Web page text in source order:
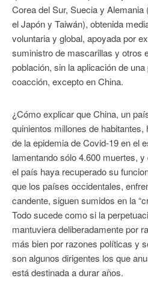
Corea del Sur, Suecia y
el Japón y Taiwán), obtenida
voluntaria y global, apoyada por
suministro de mascarillas y otros
población, sin la aplicación de
coacción, excepto en China.
¿Cómo explicar que China, un
quinientos millones de habitantes,
de la epidemia de Covid-19 en el
lamentando sólo 4.600 muertes,
el país haya recuperado su
que los países occidentales,
candente, siguen sumidos en la
Todo sucede como si la
mantuviera deliberadamente por
más bien por razones políticas y
son algunos dirigentes los que
está destinada a durar años.